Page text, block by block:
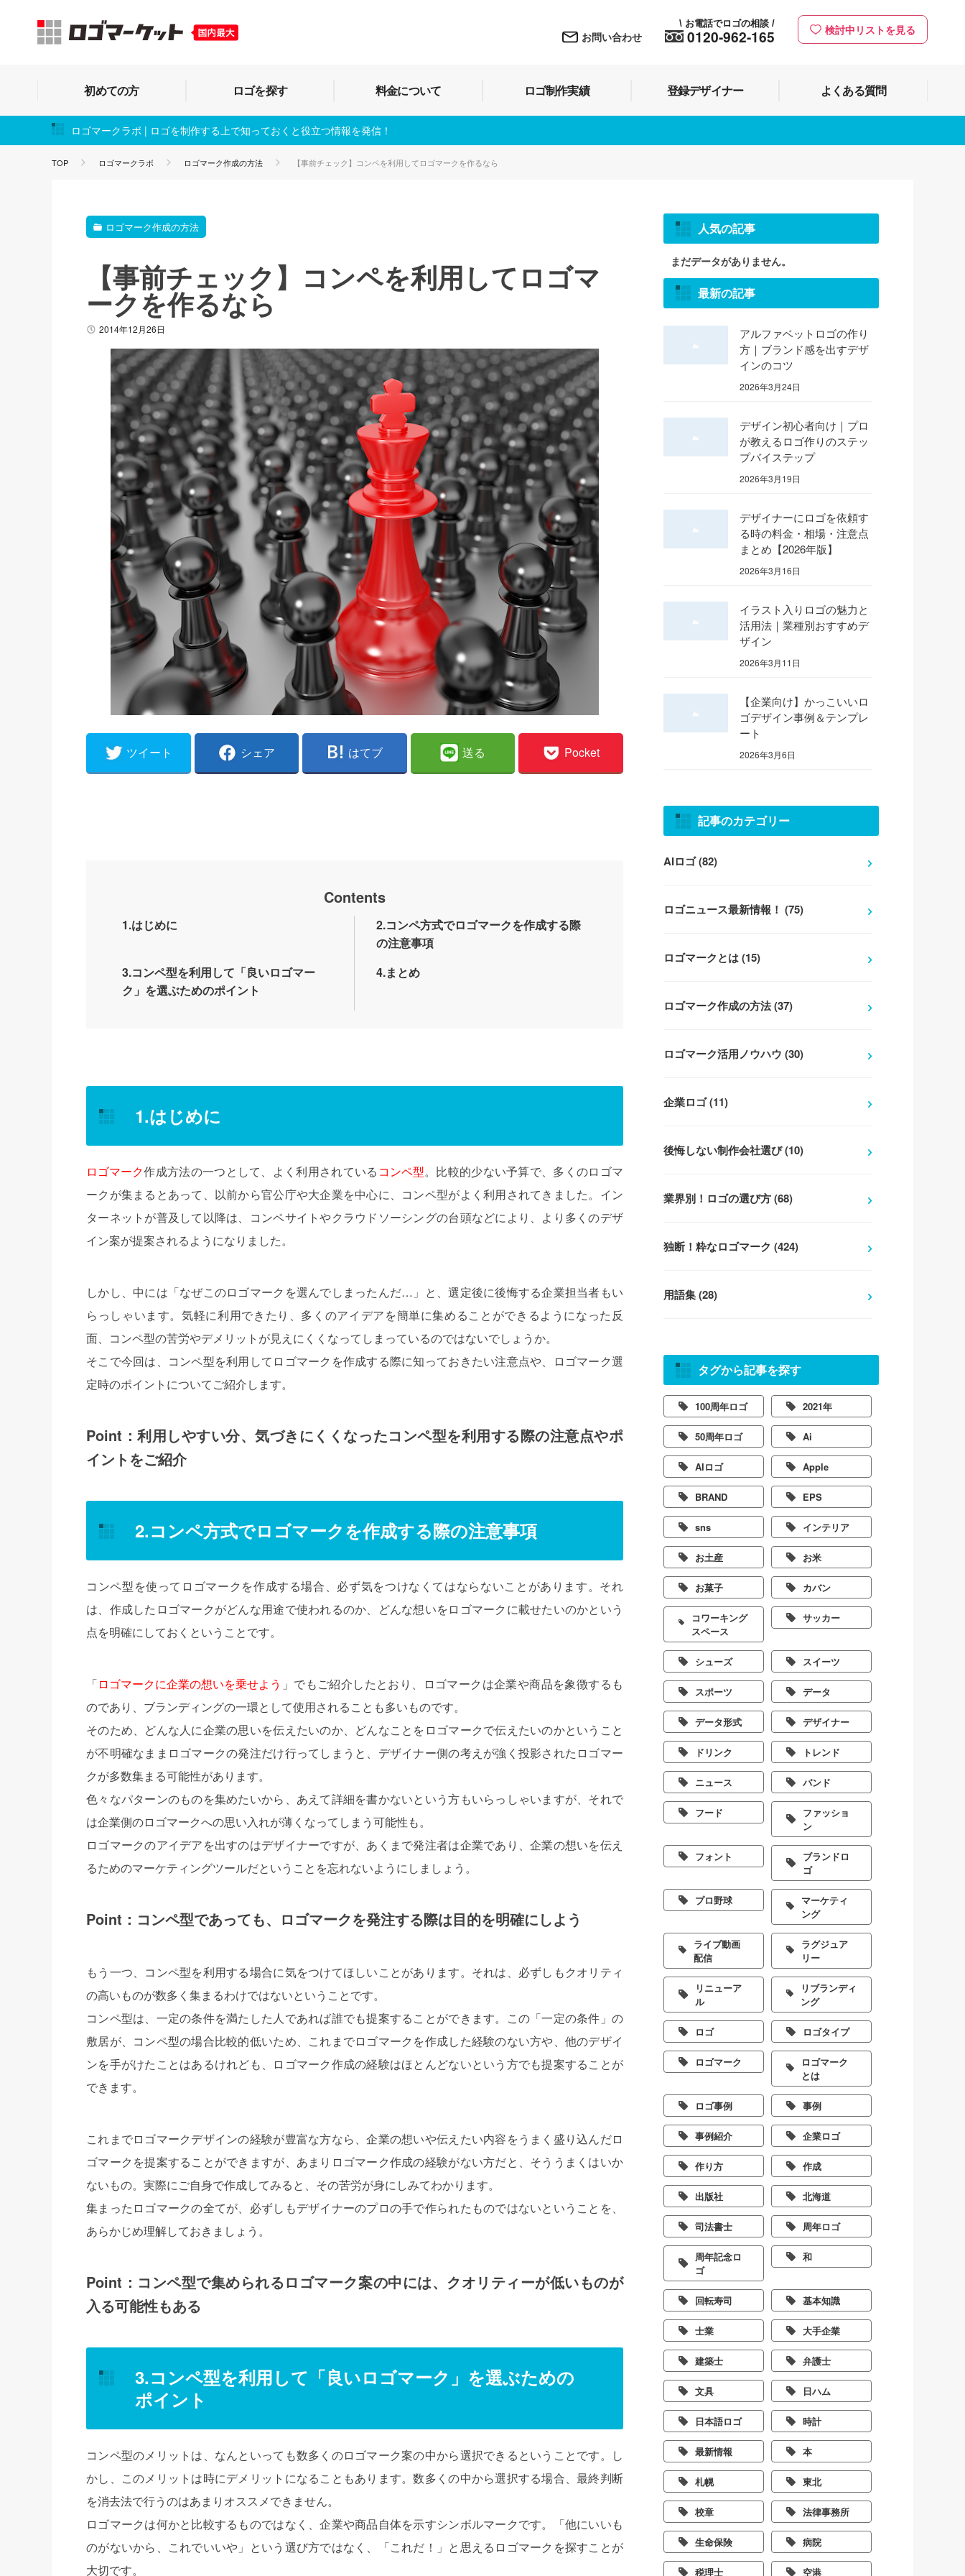
お問い合わせ 0120-962-165
\ お電話でロゴの相談/ 検討中リストを見る
初めての方 ロゴを探す 料金について ロゴ制作実績 登録デザイナー よくある質問
ロゴマークラボ | ロゴを制作する上で知っておくと役立つ情報を発信！
TOP ロゴマークラボ ロゴマーク作成の方法 【事前チェック】コンペを利用してロゴマークを作るなら
ロゴマーク作成の方法
【事前チェック】コンペを利用してロゴマ
ークを作るなら
2014年12月26日
ツイート シェア はてブ 送る Pocket
Contents
1.はじめに
2.コンペ方式でロゴマークを作成する際
の注意事項
3.コンペ型を利用して「良いロゴマー
ク」を選ぶためのポイント
4.まとめ
1.はじめに
ロゴマーク作成方法の一つとして、よく利用されている コンペ型。比較的少ない予算で、多くのロゴマ
ークが集まるとあって、以前から官公庁や大企業を中心に、コンペ型がよく利用されてきました。イン
ターネットが普及して以降は、コンペサイトやクラウドソーシングの台頭などにより、より多くのデザ
イン案が提案されるようになりました。
しかし、中には「なぜこのロゴマークを選んでしまったんだ…」と、選定後に後悔する企業担当者もい
らっしゃいます。気軽に利用できたり、多くのアイデアを簡単に集めることができるようになった反
面、コンペ型の苦労やデメリットが見えにくくなってしまっているのではないでしょうか。
そこで今回は、コンペ型を利用してロゴマークを作成する際に知っておきたい注意点や、ロゴマーク選
定時のポイントについてご紹介します。
Point：利用しやすい分、気づきにくくなったコンペ型を利用する際の注意点やポ
イントをご紹介
2.コンペ方式でロゴマークを作成する際の注意事項
コンペ型を使ってロゴマークを作成する場合、必ず気をつけなくてはならないことがあります。それ
は、作成したロゴマークがどんな用途で使われるのか、どんな想いをロゴマークに載せたいのかという
点を明確にしておくということです。
「ロゴマークに企業の想いを乗せよう 」でもご紹介したとおり、ロゴマークは企業や商品を象徴するも
のであり、ブランディングの一環として使用されることも多いものです。
そのため、どんな人に企業の思いを伝えたいのか、どんなことをロゴマークで伝えたいのかということ
が不明確なままロゴマークの発注だけ行ってしまうと、デザイナー側の考えが強く投影されたロゴマー
クが多数集まる可能性があります。
色々なパターンのものを集めたいから、あえて詳細を書かないという方もいらっしゃいますが、それで
は企業側のロゴマークへの思い入れが薄くなってしまう可能性も。
ロゴマークのアイデアを出すのはデザイナーですが、あくまで発注者は企業であり、企業の想いを伝え
るためのマーケティングツールだということを忘れないようにしましょう。
Point：コンペ型であっても、ロゴマークを発注する際は目的を明確にしよう
もう一つ、コンペ型を利用する場合に気をつけてほしいことがあります。それは、必ずしもクオリティ
の高いものが数多く集まるわけではないということです。
コンペ型は、一定の条件を満たした人であれば誰でも提案することができます。この「一定の条件」の
敷居が、コンペ型の場合比較的低いため、これまでロゴマークを作成した経験のない方や、他のデザイ
ンを手がけたことはあるけれども、ロゴマーク作成の経験はほとんどないという方でも提案することが
できます。
これまでロゴマークデザインの経験が豊富な方なら、企業の想いや伝えたい内容をうまく盛り込んだロ
ゴマークを提案することができますが、あまりロゴマーク作成の経験がない方だと、そううまくはいか
ないもの。実際にご自身で作成してみると、その苦労が身にしみてわかります。
集まったロゴマークの全てが、必ずしもデザイナーのプロの手で作られたものではないということを、
あらかじめ理解しておきましょう。
Point：コンペ型で集められるロゴマーク案の中には、クオリティーが低いものが
入る可能性もある
3.コンペ型を利用して「良いロゴマーク」を選ぶための
ポイント
コンペ型のメリットは、なんといっても数多くのロゴマーク案の中から選択できるということです。し
かし、このメリットは時にデメリットになることもあります。数多くの中から選択する場合、最終判断
を消去法で行うのはあまりオススメできません。
ロゴマークは何かと比較するものではなく、企業や商品自体を示すシンボルマークです。「他にいいも
のがないから、これでいいや」という選び方ではなく、「これだ！」と思えるロゴマークを探すことが
大切です。
人気の記事
まだデータがありません。
最新の記事
アルファベットロゴの作り
方｜ブランド感を出すデザ
インのコツ
2026年3月24日
デザイン初心者向け｜プロ
が教えるロゴ作りのステッ
プバイステップ
2026年3月19日
デザイナーにロゴを依頼す
る時の料金・相場・注意点
まとめ【2026年版】
2026年3月16日
イラスト入りロゴの魅力と
活用法｜業種別おすすめデ
ザイン
2026年3月11日
【企業向け】かっこいいロ
ゴデザイン事例＆テンプレ
ート
2026年3月6日
記事のカテゴリー
AIロゴ (82)
ロゴニュース最新情報！ (75)
ロゴマークとは (15)
ロゴマーク作成の方法 (37)
ロゴマーク活用ノウハウ (30)
企業ロゴ (11)
後悔しない制作会社選び (10)
業界別！ロゴの選び方 (68)
独断！粋なロゴマーク (424)
用語集 (28)
タグから記事を探す
100周年ロゴ 2021年
50周年ロゴ Ai
AIロゴ Apple
BRAND EPS
sns インテリア
お土産 お米
お菓子 カバン
コワーキング
スペース
サッカー
シューズ スイーツ
スポーツ データ
データ形式 デザイナー
ドリンク トレンド
ニュース バンド
フード
ファッショ
ン
フォント
ブランドロ
ゴ
プロ野球
マーケティ
ング
ライブ動画
配信
ラグジュア
リー
リニューア
ル
リブランディ
ング
ロゴ ロゴタイプ
ロゴマーク
ロゴマーク
とは
ロゴ事例 事例
事例紹介 企業ロゴ
作り方 作成
出版社 北海道
司法書士 周年ロゴ
周年記念ロ
ゴ
和
回転寿司 基本知識
士業 大手企業
建築士 弁護士
文具 日ハム
日本語ロゴ 時計
最新情報 本
札幌 東北
校章 法律事務所
生命保険 病院
税理士 空港